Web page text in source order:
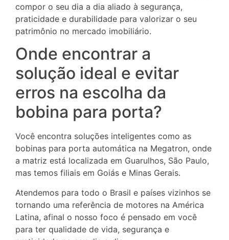
compor o seu dia a dia aliado à segurança,
praticidade e durabilidade para valorizar o seu
patrimônio no mercado imobiliário.
Onde encontrar a
solução ideal e evitar
erros na escolha da
bobina para porta?
Você encontra soluções inteligentes como as
bobinas para porta automática na Megatron, onde
a matriz está localizada em Guarulhos, São Paulo,
mas temos filiais em Goiás e Minas Gerais.
Atendemos para todo o Brasil e países vizinhos se
tornando uma referência de motores na América
Latina, afinal o nosso foco é pensado em você
para ter qualidade de vida, segurança e